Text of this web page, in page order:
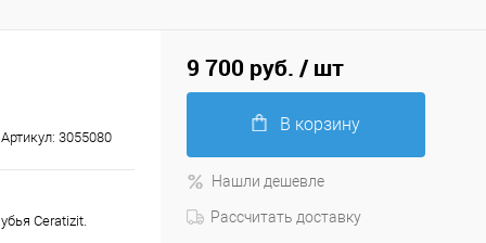
Артикул: 3055080
Ceratizit.
9 700 руб. / шт
В корзину
Нашли дешевле
Рассчитать доставку